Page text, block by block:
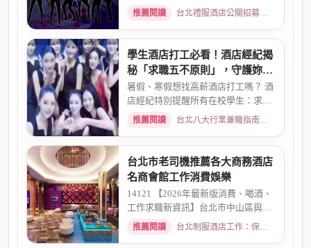
還有兩個機會 一個是單純、...
推薦閱讀 台北禮服酒店公關招募：兼職工作內容與薪資規範 · 2026-01-08
學生酒店打工必看！酒店經紀揭
秘「求職五不原則」，守護妳的
求職安全
暑假、寒假想找高薪酒店打工嗎？ 酒
店經紀特別提醒所有在校學生：求職
時請務必堅守「五不原則」...
推薦閱讀 台北八大行業兼職指南：熱門職缺與求職須知 · 2026-03-09
台北市老司機推薦各大商務酒店
名商會館工作消費娛樂
14121 【2026年最新版消費、喝酒、
工作求職新資訊】台北市中山區與東
區酒店老司機推薦舒壓會館、...
推薦閱讀 台北制服酒店工作：保障現領薪資與職缺總覽 · 2026-04-01